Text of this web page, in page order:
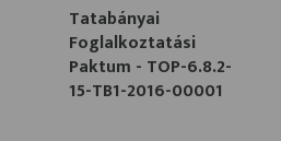
Tatabányai
Foglalkoztatási
Paktum - TOP-6.8.2-
15-TB1-2016-00001